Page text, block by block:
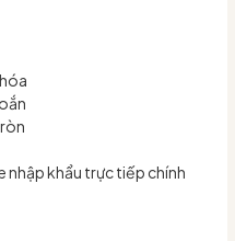
nhập khẩu trực tiếp chính